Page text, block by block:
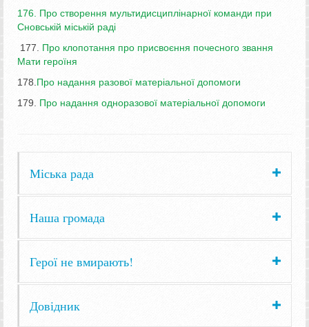
176. Про створення мультидисциплінарної команди при
Сновській міській раді
177. Про клопотання про присвоєння почесного звання
Мати героїня
178. Про надання разової матеріальної допомоги
179. Про надання одноразової матеріальної допомоги
Міська рада
Наша громада
Герої не вмирають!
Довідник